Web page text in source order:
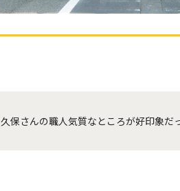
久保さんの職人気質なところが好印象だ